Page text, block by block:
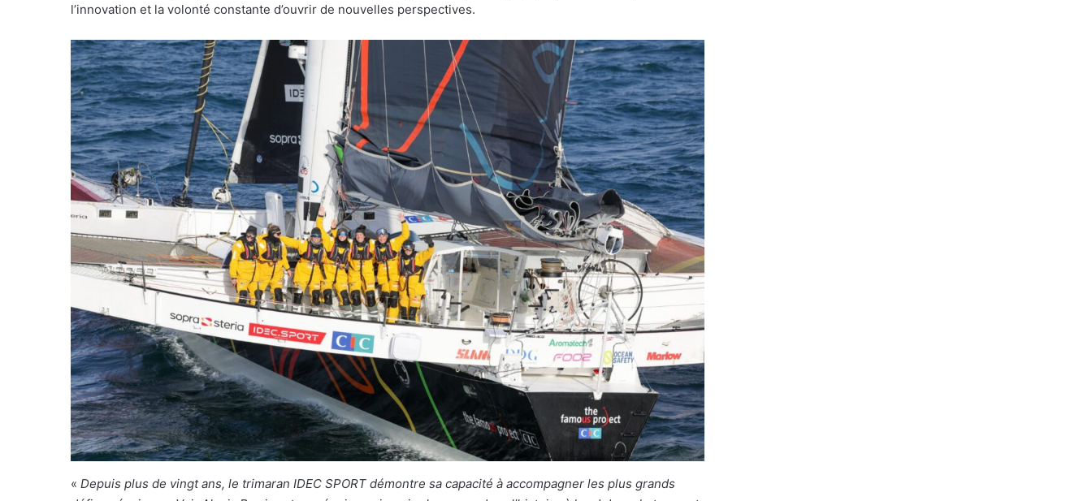
l’innovation et la volonté constante d’ouvrir de nouvelles perspectives.
« Depuis plus de vingt ans, le trimaran IDEC SPORT démontre sa capacité à accompagner les plus grands
24 Heures du Mans 2026 : Nicolas
Minassian débriefe une semaine hors
norme
Le Mans 2026 : 90 secondes pour
revivre une semaine hors du temps